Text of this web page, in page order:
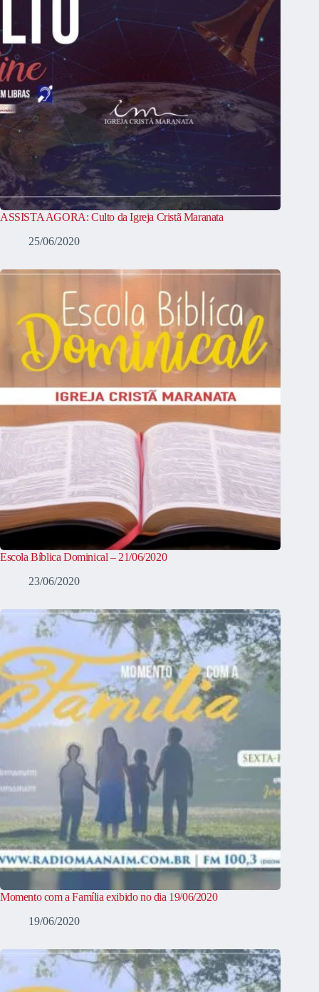
ASSISTA AGORA: Culto da Igreja Cristã Maranata
25/06/2020
Escola Bíblica Dominical – 21/06/2020
23/06/2020
Momento com a Família exibido no dia 19/06/2020
19/06/2020